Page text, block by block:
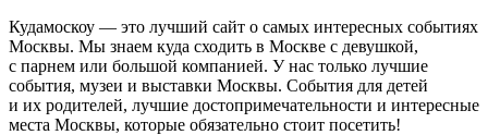
Кудамоскоу — это лучший сайт о самых интересных событиях
Москвы. Мы знаем куда сходить в Москве с девушкой,
с парнем или большой компанией. У нас только лучшие
события, музеи и выставки Москвы. События для детей
и их родителей, лучшие достопримечательности и интересные
места Москвы, которые обязательно стоит посетить!